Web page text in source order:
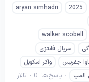
2025
aryan simhadri
walker scobell
سریال فانتزی
جفریس
واکر اسکوبل
المپ پاسخ‌ها: 0
تالار: